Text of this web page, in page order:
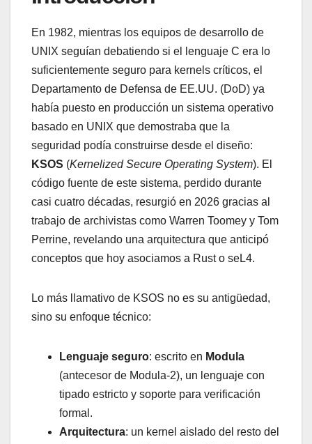
En 1982, mientras los equipos de desarrollo de
UNIX seguían debatiendo si el lenguaje C era lo
suficientemente seguro para kernels críticos, el
Departamento de Defensa de EE.UU. (DoD) ya
había puesto en producción un sistema operativo
basado en UNIX que demostraba que la
seguridad podía construirse desde el diseño:
KSOS (Kernelized Secure Operating System). El
código fuente de este sistema, perdido durante
casi cuatro décadas, resurgió en 2026 gracias al
trabajo de archivistas como Warren Toomey y Tom
Perrine, revelando una arquitectura que anticipó
conceptos que hoy asociamos a Rust o seL4.
Lo más llamativo de KSOS no es su antigüedad,
sino su enfoque técnico:
Lenguaje seguro: escrito en Modula
(antecesor de Modula-2), un lenguaje con
tipado estricto y soporte para verificación
formal.
Arquitectura: un kernel aislado del resto del